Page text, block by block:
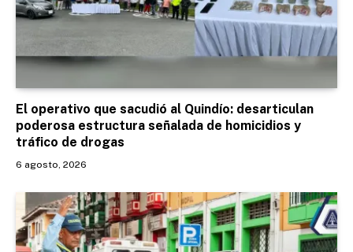
El operativo que sacudió al Quindío: desarticulan
poderosa estructura señalada de homicidios y
tráfico de drogas
6 agosto, 2026